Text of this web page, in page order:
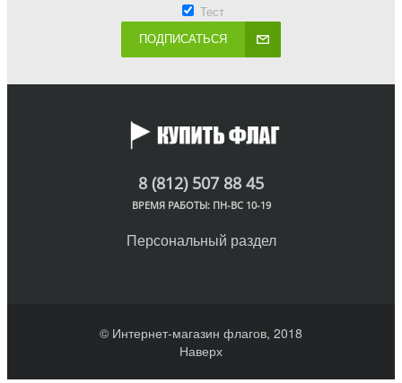
Тест
ПОДПИСАТЬСЯ
8 (812) 507 88 45
ВРЕМЯ РАБОТЫ: ПН-ВС 10-19
Персональный раздел
© Интернет-магазин флагов, 2018
Наверх